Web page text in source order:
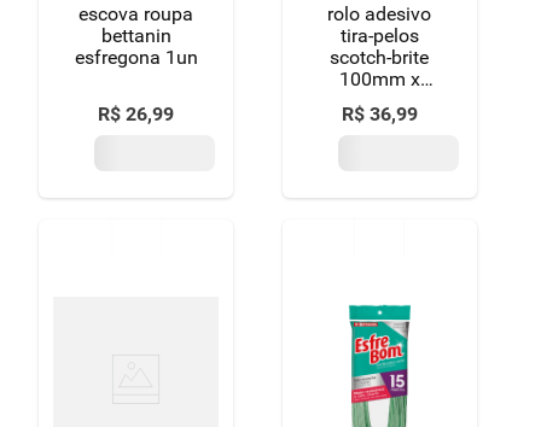
escova roupa
bettanin
esfregona 1un
R$ 26,99
rolo adesivo
tira-pelos
scotch-brite
100mm x
3,1m 21
folhas
R$ 36,99